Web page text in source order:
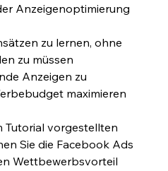
Anzeigenoptimierung
zu lernen, ohne
zu müssen
Anzeigen zu
maximieren
Tutorial vorgestellten
Sie die Facebook Ads
Wettbewerbsvorteil